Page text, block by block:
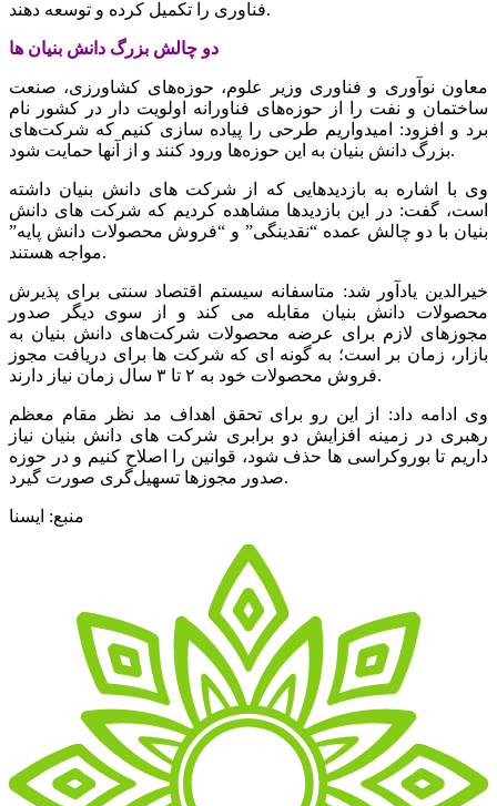
فناوری را تکمیل کرده و توسعه دهند.
دو چالش بزرگ دانش بنیان ها
معاون نوآوری و فناوری وزیر علوم، حوزه‌های کشاورزی، صنعت
ساختمان و نفت را از حوزه‌های فناورانه اولویت دار در کشور نام
برد و افزود: امیدواریم طرحی را پیاده سازی کنیم که شرکت‌های
بزرگ دانش بنیان به این حوزه‌ها ورود کنند و از آنها حمایت شود.
وی با اشاره به بازدیدهایی که از شرکت های دانش بنیان داشته
است، گفت: در این بازدیدها مشاهده کردیم که شرکت های دانش
بنیان با دو چالش عمده “نقدینگی” و “فروش محصولات دانش پایه”
مواجه هستند.
خیرالدین یادآور شد: متاسفانه سیستم اقتصاد سنتی برای پذیرش
محصولات دانش بنیان مقابله می کند و از سوی دیگر صدور
مجوزهای لازم برای عرضه محصولات شرکت‌های دانش بنیان به
بازار، زمان بر است؛ به گونه ای که شرکت ها برای دریافت مجوز
فروش محصولات خود به ۲ تا ۳ سال زمان نیاز دارند.
وی ادامه داد: از این رو برای تحقق اهداف مد نظر مقام معظم
رهبری در زمینه افزایش دو برابری شرکت های دانش بنیان نیاز
داریم تا بوروکراسی ها حذف شود، قوانین را اصلاح کنیم و در حوزه
صدور مجوزها تسهیل‌گری صورت گیرد.
منبع: ایسنا